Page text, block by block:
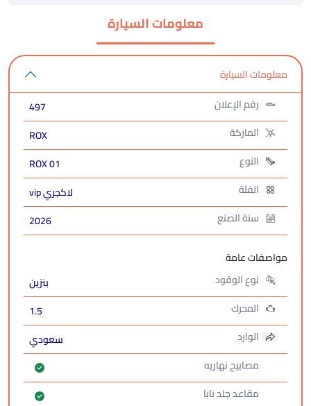
معلومات السيارة
معلومات السيارة
رقم الإعلان
497
الماركة
ROX
النوع
ROX 01
الفئة
لاكجري vip
سنة الصنع
2026
مواصفات عامة
نوع الوقود
بنزين
المحرك
1.5
الوارد
سعودي
مصابيح نهاريه
مقاعد جلد نابا